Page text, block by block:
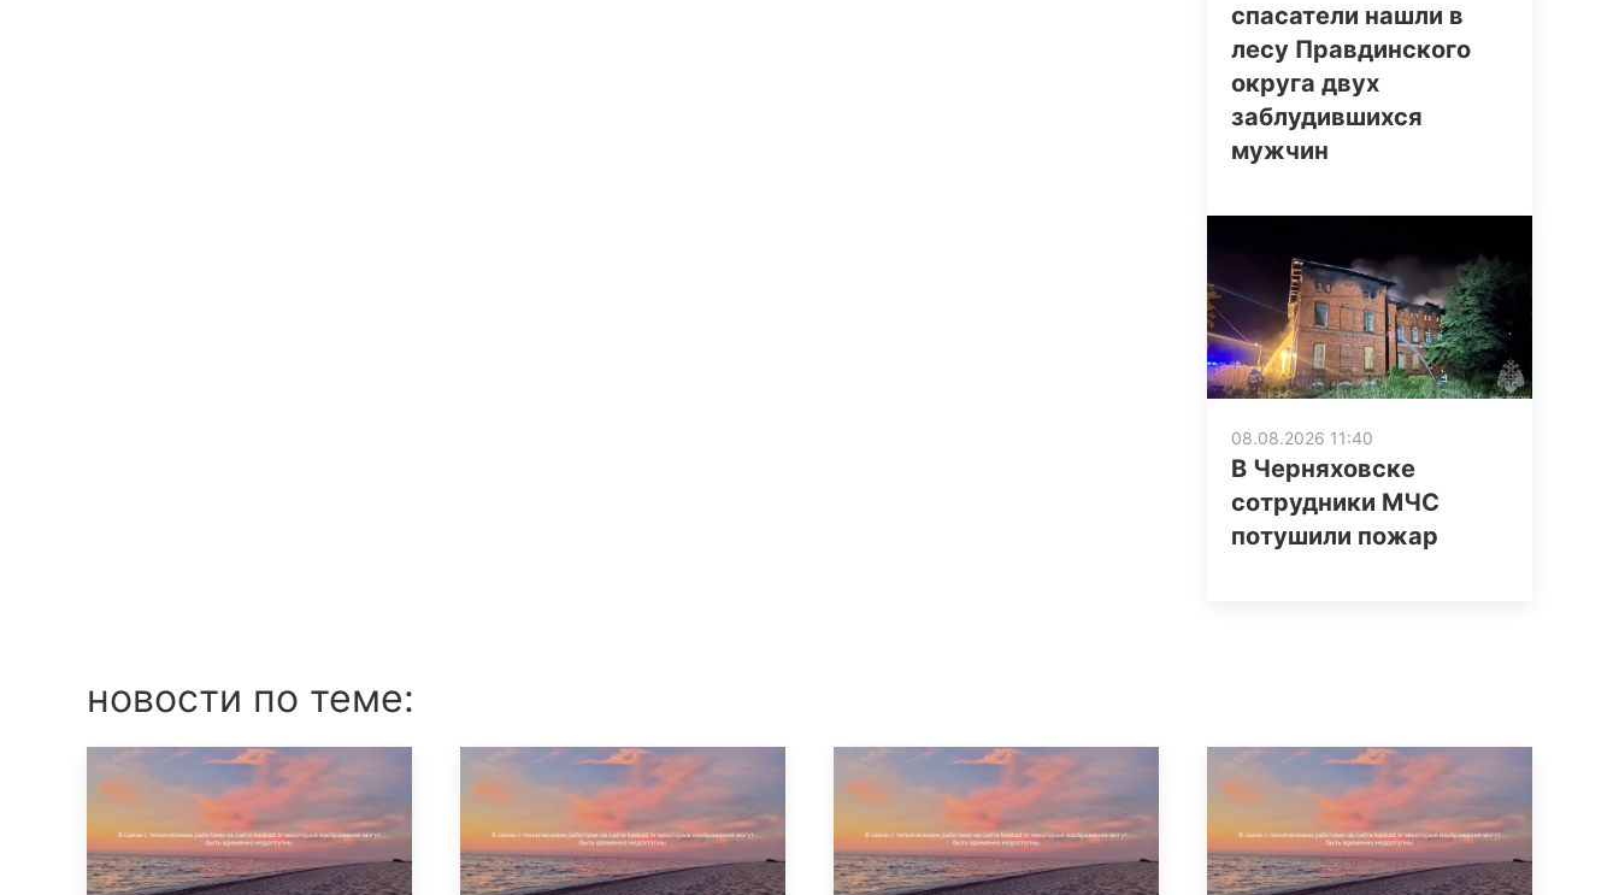
спасатели нашли в
лесу Правдинского
округа двух
заблудившихся
мужчин
08.08.2026 11:40
В Черняховске
сотрудники МЧС
потушили пожар
новости по теме: